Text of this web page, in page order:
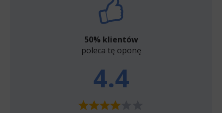
50% klientów
poleca tę oponę
4.4